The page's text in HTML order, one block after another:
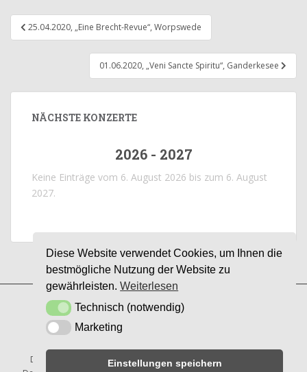
Beitragsnavigation
25.04.2020, „Eine Brecht-Revue“, Worpswede
01.06.2020, „Veni Sancte Spiritu“, Ganderkesee
NÄCHSTE KONZERTE
2026 - 2027
Keine Einträge vom 6. August 2026 bis zum 6. August
2027.
IMPRESSUM DATENSCHUTZERKLÄRUNG
COOKIE-RICHTLINIE (EU)
Diese Website ist durch reCAPTCHA geschützt und es gelten die
Diese Website verwendet Cookies, um Ihnen die
bestmögliche Nutzung der Website zu
gewährleisten.Weiterlesen
Technisch (notwendig)
Technisch (notwendig)
MarketingMarketing
Einstellungen speichern